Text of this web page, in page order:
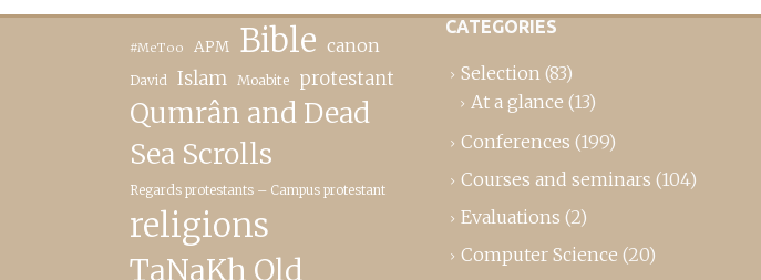
#MeToo APM Bible canon
David Islam Moabite protestant
Qumrân and Dead
Sea Scrolls
Regards protestants – Campus protestant
religions
TaNaKh Old
CATEGORIES
Selection (83)
At a glance (13)
Conferences (199)
Courses and seminars (104)
Evaluations (2)
Computer Science (20)